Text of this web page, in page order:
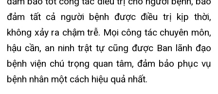
TỔNG QUAN VỀ BỆNH LÝ THOÁI
HÓA KHỚP VÀ CƠ SỞ SI...
23/07/2026
Đặt lịch khám